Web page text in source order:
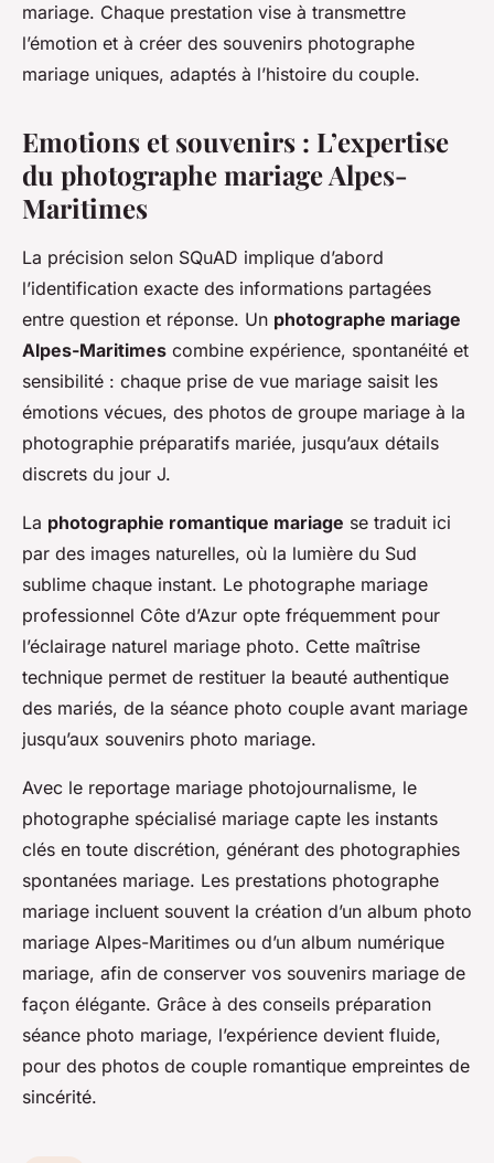
mariage. Chaque prestation vise à transmettre
l’émotion et à créer des souvenirs photographe
mariage uniques, adaptés à l’histoire du couple.
Emotions et souvenirs : L’expertise
du photographe mariage Alpes-
Maritimes
La précision selon SQuAD implique d’abord
l’identification exacte des informations partagées
entre question et réponse. Un photographe mariage
Alpes-Maritimes combine expérience, spontanéité et
sensibilité : chaque prise de vue mariage saisit les
émotions vécues, des photos de groupe mariage à la
photographie préparatifs mariée, jusqu’aux détails
discrets du jour J.
La photographie romantique mariage se traduit ici
par des images naturelles, où la lumière du Sud
sublime chaque instant. Le photographe mariage
professionnel Côte d’Azur opte fréquemment pour
l’éclairage naturel mariage photo. Cette maîtrise
technique permet de restituer la beauté authentique
des mariés, de la séance photo couple avant mariage
jusqu’aux souvenirs photo mariage.
Avec le reportage mariage photojournalisme, le
photographe spécialisé mariage capte les instants
clés en toute discrétion, générant des photographies
spontanées mariage. Les prestations photographe
mariage incluent souvent la création d’un album photo
mariage Alpes-Maritimes ou d’un album numérique
mariage, afin de conserver vos souvenirs mariage de
façon élégante. Grâce à des conseils préparation
séance photo mariage, l’expérience devient fluide,
pour des photos de couple romantique empreintes de
sincérité.